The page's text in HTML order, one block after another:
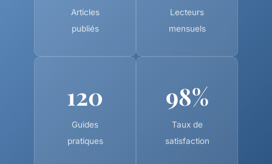
Articles
publiés
Lecteurs
mensuels
120
Guides
pratiques
98%
Taux de
satisfaction